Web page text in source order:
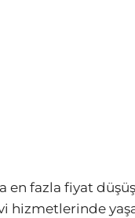
en fazla fiyat
hizmetlerinde